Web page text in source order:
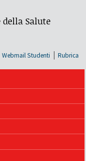
della Salute
Webmail Studenti Rubrica